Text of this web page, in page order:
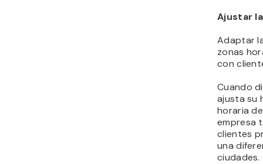
Ajustar
Adaptar
zonas
con
Cuando
ajusta su
horaria
empresa
clientes
una
ciudades.